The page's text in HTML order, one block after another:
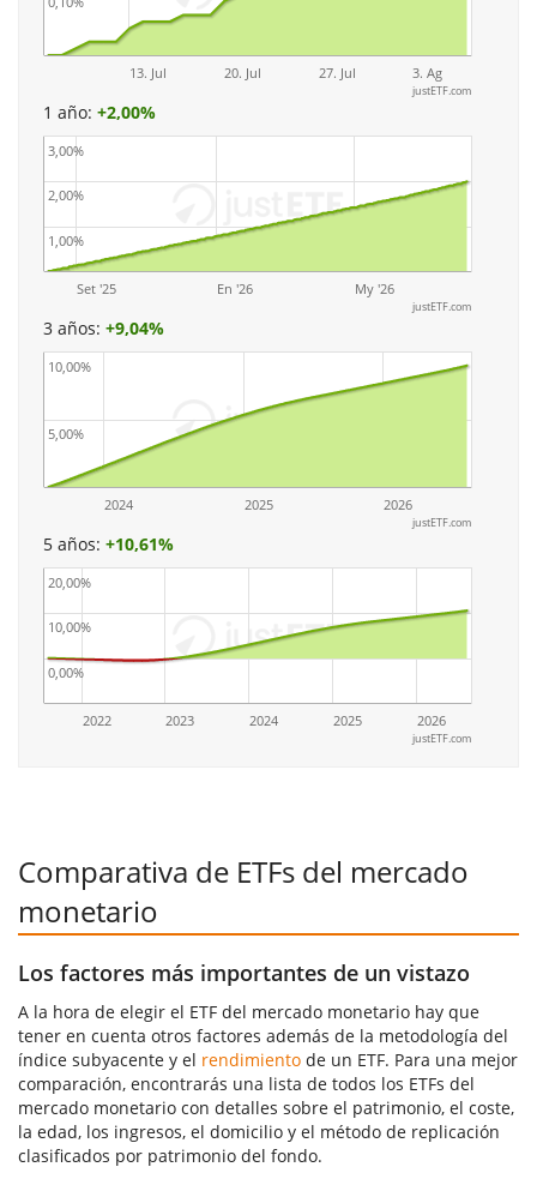
13. Jul 20. Jul 27. Jul 3. Ag
justETF.com
1 año: +2,00%
Set '25 En '26 My '26
1,00%
2,00%
3,00%
justETF.com
3 años: +9,04%
2024 2025 2026
5,00%
10,00%
justETF.com
5 años: +10,61%
2022 2023 2024 2025 2026
0,00%
10,00%
20,00%
justETF.com
Comparativa de ETFs del mercado
monetario
Los factores más importantes de un vistazo
A la hora de elegir el ETF del mercado monetario hay que
tener en cuenta otros factores además de la metodología del
índice subyacente y el rendimiento de un ETF. Para una mejor
comparación, encontrarás una lista de todos los ETFs del
mercado monetario con detalles sobre el patrimonio, el coste,
la edad, los ingresos, el domicilio y el método de replicación
clasificados por patrimonio del fondo.